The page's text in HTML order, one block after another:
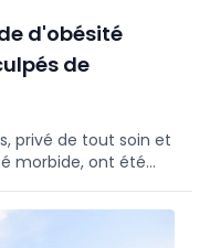
d'obésité
de
privé de tout soin et
morbide, ont été
au moment de son